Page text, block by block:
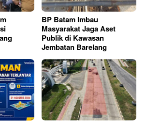
BP Batam Imbau
Masyarakat Jaga Aset
Publik di Kawasan
Jembatan Barelang